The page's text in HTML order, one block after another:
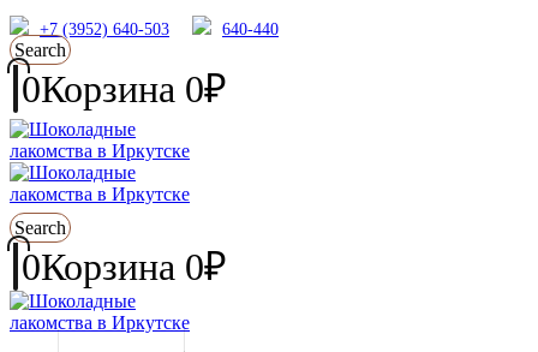
+7 (3952) 640-503 640-440
Search
0Корзина 0₽
Search
0Корзина 0₽